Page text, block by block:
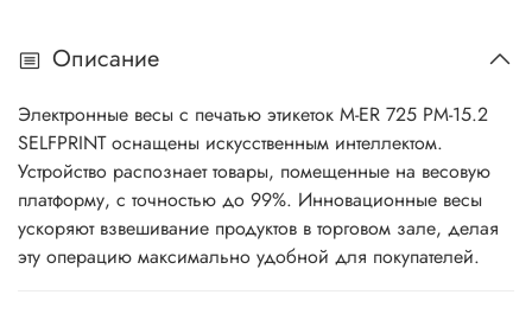
Описание
Электронные весы с печатью этикеток M-ER 725 PM-15.2
SELFPRINT оснащены искусственным интеллектом.
Устройство распознает товары, помещенные на весовую
платформу, с точностью до 99%. Инновационные весы
ускоряют взвешивание продуктов в торговом зале, делая
эту операцию максимально удобной для покупателей.